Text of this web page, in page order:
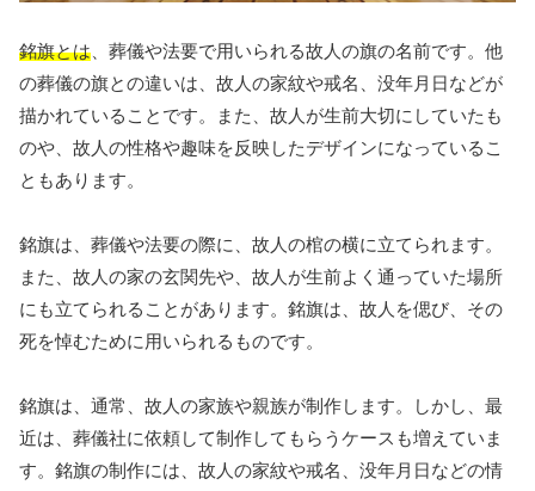
銘旗とは 、葬儀や法要で用いられる故人の旗の名前です。他
の葬儀の旗との違いは、故人の家紋や戒名、没年月日などが
描かれていることです。また、故人が生前大切にしていたも
のや、故人の性格や趣味を反映したデザインになっているこ
ともあります。
銘旗は、葬儀や法要の際に、故人の棺の横に立てられます。
また、故人の家の玄関先や、故人が生前よく通っていた場所
にも立てられることがあります。銘旗は、故人を偲び、その
死を悼むために用いられるものです。
銘旗は、通常、故人の家族や親族が制作します。しかし、最
近は、葬儀社に依頼して制作してもらうケースも増えていま
す。銘旗の制作には、故人の家紋や戒名、没年月日などの情